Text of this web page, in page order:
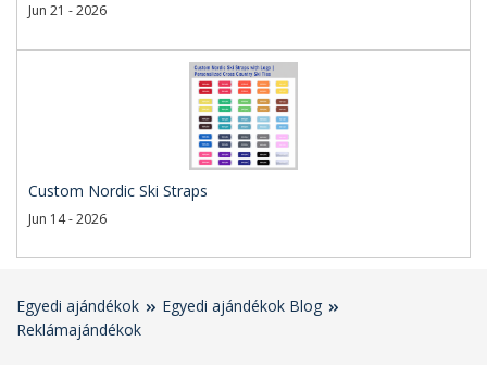
Jun 21 - 2026
Custom Nordic Ski Straps
Jun 14 - 2026
Egyedi ajándékok
Egyedi ajándékok Blog
Reklámajándékok